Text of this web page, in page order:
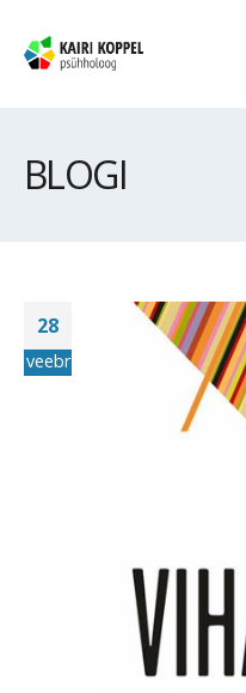
BLOGI
28
veebr